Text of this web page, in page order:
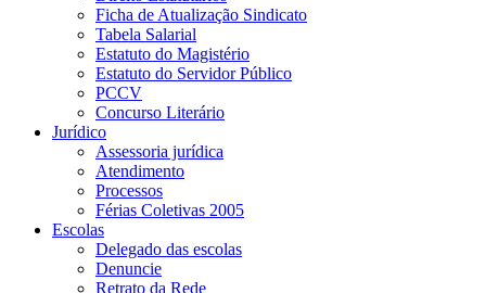
Ficha de Atualização Sindicato
Tabela Salarial
Estatuto do Magistério
Estatuto do Servidor Público
PCCV
Concurso Literário
Jurídico
Assessoria jurídica
Atendimento
Processos
Férias Coletivas 2005
Escolas
Delegado das escolas
Denuncie
Retrato da Rede